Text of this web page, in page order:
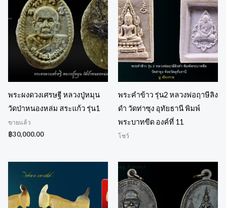
พระผงดวงเศรษฐี หลวงปู่หมุน
วัดป่าหนองหล่ม สระแก้ว รุ่น1
ขายแล้ว
฿30,000.00
พระคำข้าว รุ่น2 หลวงพ่อฤาษีลิง
ดำ วัดท่าซุง อุทัยธานี พิมพ์
พระบาทขีด องค์ที่ 11
โชว์